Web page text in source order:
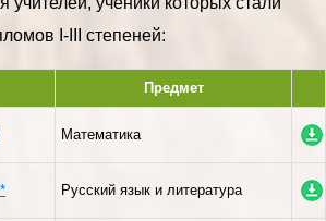
I-III степеней:
Предмет
Математика
Русский язык и литература